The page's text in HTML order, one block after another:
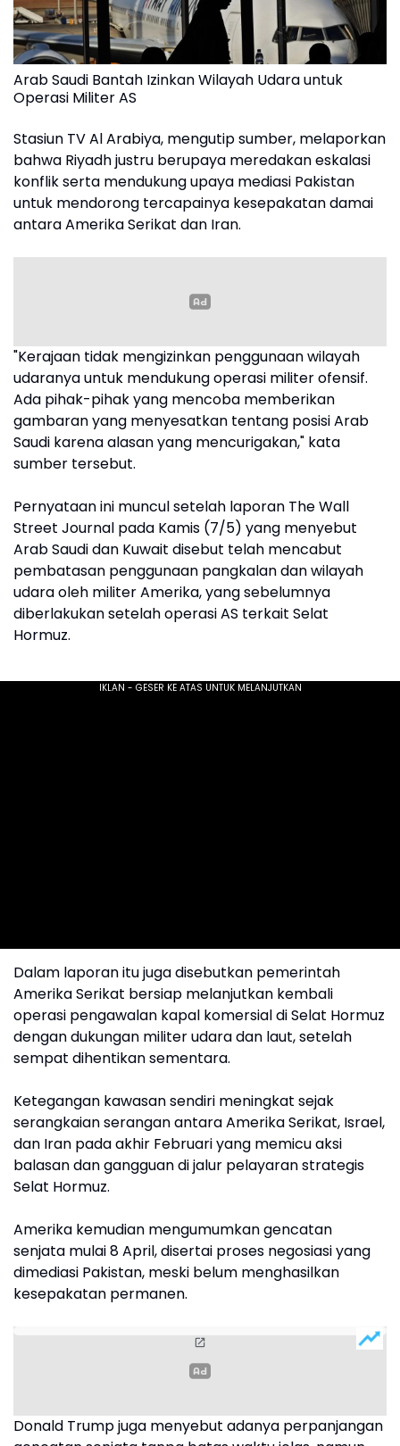
Arab Saudi Bantah Izinkan Wilayah Udara untuk
Operasi Militer AS
Stasiun TV Al Arabiya, mengutip sumber, melaporkan
bahwa Riyadh justru berupaya meredakan eskalasi
konflik serta mendukung upaya mediasi Pakistan
untuk mendorong tercapainya kesepakatan damai
antara Amerika Serikat dan Iran.
"Kerajaan tidak mengizinkan penggunaan wilayah
udaranya untuk mendukung operasi militer ofensif.
Ada pihak-pihak yang mencoba memberikan
gambaran yang menyesatkan tentang posisi Arab
Saudi karena alasan yang mencurigakan," kata
sumber tersebut.
Pernyataan ini muncul setelah laporan The Wall
Street Journal pada Kamis (7/5) yang menyebut
Arab Saudi dan Kuwait disebut telah mencabut
pembatasan penggunaan pangkalan dan wilayah
udara oleh militer Amerika, yang sebelumnya
diberlakukan setelah operasi AS terkait Selat
Hormuz.
Dalam laporan itu juga disebutkan pemerintah
Amerika Serikat bersiap melanjutkan kembali
operasi pengawalan kapal komersial di Selat Hormuz
dengan dukungan militer udara dan laut, setelah
sempat dihentikan sementara.
Ketegangan kawasan sendiri meningkat sejak
serangkaian serangan antara Amerika Serikat, Israel,
dan Iran pada akhir Februari yang memicu aksi
balasan dan gangguan di jalur pelayaran strategis
Selat Hormuz.
Amerika kemudian mengumumkan gencatan
senjata mulai 8 April, disertai proses negosiasi yang
dimediasi Pakistan, meski belum menghasilkan
kesepakatan permanen.
Donald Trump juga menyebut adanya perpanjangan